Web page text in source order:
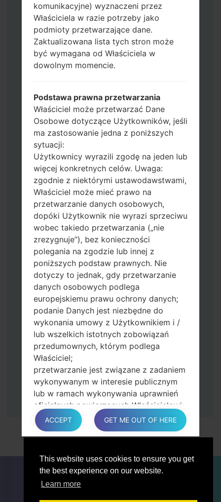
This website uses cookies to ensure you get
the best experience on our website.
Learn more
CSC_***: "Country & Region & Operator"
HOME_CSC_***: "Country & Region &
Operator"
Dodaj wszystkie pliki w Odin 3.
Jeśli chcesz wyczyścić pamięć flash użyj
CSC_*** albo użyj HOME_CSC_ ***, aby
trybu pobierania. Jak wykonać wszystkie
metody:
Naciśnij i przytrzymaj klawisz zasilania,
przycisk zwiększania głośności i klawisz
Bixby.
Naciśnij i przytrzymaj klawisze
zwiększania i zmniejszania głośności,
następnie podłącz kabel USB.
Naciśnij i przytrzymaj klawisz zasilania,
przycisk zmniejszania głośności i klawisz
strony domowej.
Podłącz kabel USB, a następnie naciśnij i
przytrzymaj przycisk Bixby i klawisz
zmniejszania głośności.
Naciśnij i przytrzymaj klawisz zasilania i
przycisk zwiększania głośności.
Następnie podłącz urządzenie do
komputera, Odin powinien wykryć
telefon, a na ekranie pojawi się numer
portu COM.
Podaj tylko czas przywracania ustawień
fabrycznych i automatycznego
ponownego uruchamiania.
Na koniec naciśnij klawisz Start. Twój
telefon uruchomi się ponownie i odłączy
się od komputera.
PORÓWNAJ
komunikacyjne) wyznaczeni przez
Właściciela w razie potrzeby jako
podmioty przetwarzające dane.
Zaktualizowana lista tych stron może
być wymagana od Właściciela w
dowolnym momencie.
Podstawa prawna przetwarzania
Właściciel może przetwarzać Dane
Osobowe dotyczące Użytkowników, jeśli
ma zastosowanie jedna z poniższych
sytuacji:
Użytkownicy wyrazili zgodę na jeden lub
więcej konkretnych celów. Uwaga:
zgodnie z niektórymi ustawodawstwami,
Właściciel może mieć prawo na
przetwarzanie danych osobowych,
dopóki Użytkownik nie wyrazi sprzeciwu
wobec takiedo przetwarzania („nie
zrezygnuje”), bez konieczności
polegania na zgodzie lub innej z
poniższych podstaw prawnych. Nie
dotyczy to jednak, gdy przetwarzanie
danych osobowych podlega
europejskiemu prawu ochrony danych;
podanie Danych jest niezbędne do
wykonania umowy z Użytkownikiem i /
lub wszelkich istotnych zobowiązań
przedumownych, którym podlega
Właściciel;
przetwarzanie jest związane z zadaniem
wykonywanym w interesie publicznym
lub w ramach wykonywania uprawnień
oficjalnych powierzonych Właścicielowi;
przetwarzanie jest konieczne do celów
zgodnych z prawem interesów
prowadzonej przez właściciela lub
W każdym przypadku Właściciel z
przyjemnością pomoże wyjaśnić
konkretną podstawę prawną, która ma
zastosowanie do przetwarzania, a w
ACCEPT GET ME OUT OF HERE